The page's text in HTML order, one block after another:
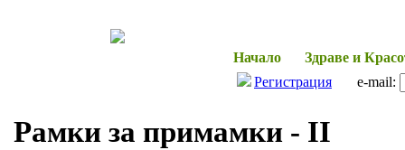
Начало
Здраве и
Регистрация
e-mail:
Рамки за примамки - II